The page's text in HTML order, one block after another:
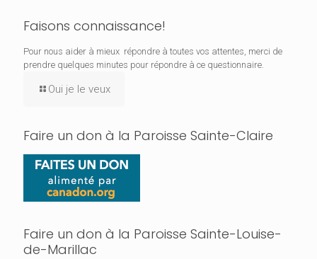
Faisons connaissance!
Pour nous aider à mieux répondre à toutes vos attentes, merci de
prendre quelques minutes pour répondre à ce questionnaire.
Oui je le veux
Faire un don à la Paroisse Sainte-Claire
Faire un don à la Paroisse Sainte-Louise-
de-Marillac